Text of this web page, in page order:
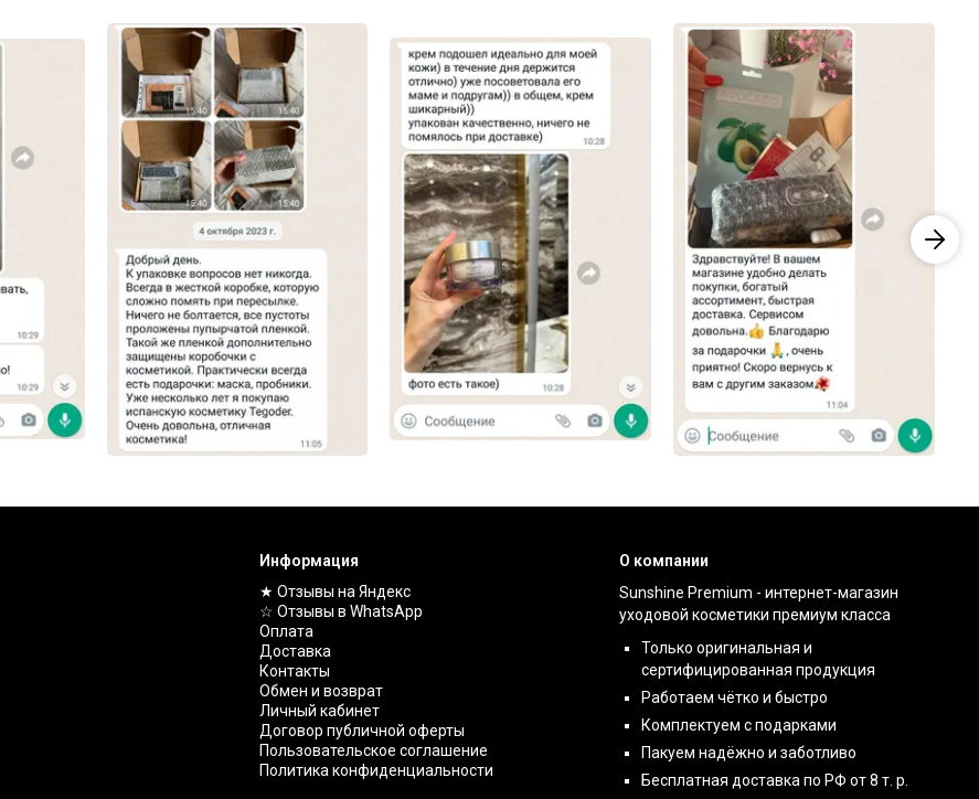
Информация
★ Отзывы на Яндекс
☆ Отзывы в WhatsApp
Оплата
Доставка
Контакты
Обмен и возврат
Личный кабинет
Договор публичной оферты
Пользовательское соглашение
Политика конфиденциальности
О компании
Sunshine Premium - интернет-магазин
уходовой косметики премиум класса
Только оригинальная и
сертифицированная продукция
Работаем чётко и быстро
Комплектуем с подарками
Пакуем надёжно и заботливо
Бесплатная доставка по РФ от 8 т. р.